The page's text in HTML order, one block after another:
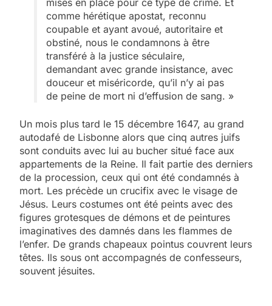
comme hérétique apostat, reconnu
coupable et ayant avoué, autoritaire et
obstiné, nous le condamnons à être
transféré à la justice séculaire,
demandant avec grande insistance, avec
douceur et miséricorde, qu’il n’y ai pas
de peine de mort ni d’effusion de sang. »
Un mois plus tard le 15 décembre 1647, au grand
autodafé de Lisbonne alors que cinq autres juifs
sont conduits avec lui au bucher situé face aux
appartements de la Reine. Il fait partie des derniers
de la procession, ceux qui ont été condamnés à
mort. Les précède un crucifix avec le visage de
Jésus. Leurs costumes ont été peints avec des
figures grotesques de démons et de peintures
imaginatives des damnés dans les flammes de
l’enfer. De grands chapeaux pointus couvrent leurs
têtes. Ils sous ont accompagnés de confesseurs,
souvent jésuites.